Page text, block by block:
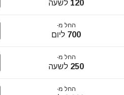
120 לשעה
החל מ-
700 ליום
החל מ-
250 לשעה
החל מ-